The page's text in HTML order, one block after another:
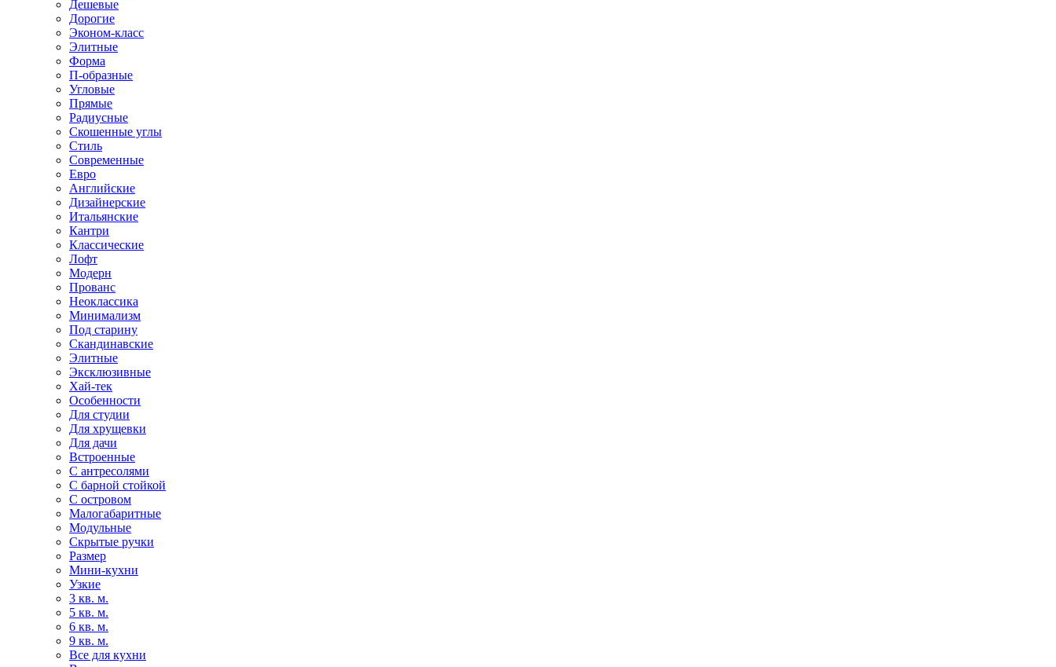
Дешевые
Дорогие
Эконом-класс
Элитные
Форма
П-образные
Угловые
Прямые
Радиусные
Скошенные углы
Стиль
Современные
Евро
Английские
Дизайнерские
Итальянские
Кантри
Классические
Лофт
Модерн
Прованс
Неоклассика
Минимализм
Под старину
Скандинавские
Элитные
Эксклюзивные
Хай-тек
Особенности
Для студии
Для хрущевки
Для дачи
Встроенные
С антресолями
С барной стойкой
С островом
Малогабаритные
Модульные
Скрытые ручки
Размер
Мини-кухни
Узкие
3 кв. м.
5 кв. м.
6 кв. м.
9 кв. м.
Все для кухни